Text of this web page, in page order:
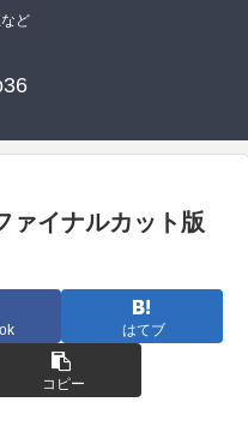
ど
ァイナルカット版
はてブ
コピー